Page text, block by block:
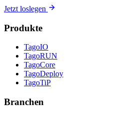
Jetzt loslegen
Produkte
TagoIO
TagoRUN
TagoCore
TagoDeploy
TagoTiP
Branchen